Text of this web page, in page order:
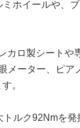
ホイールや、
カロ製シートや
メーター、ピア
。
ルク92Nmを